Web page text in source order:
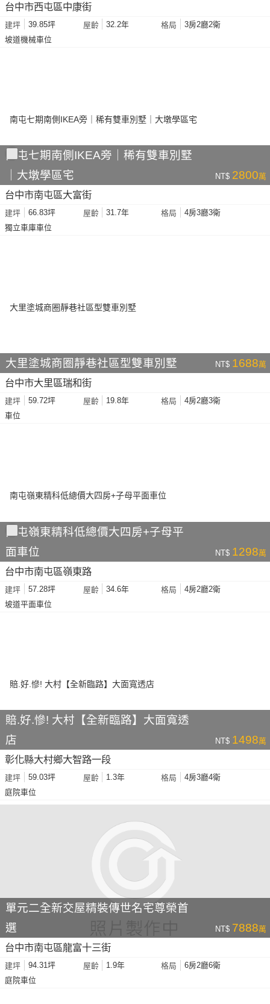
台中市西屯區中康街
建坪 39.85坪 屋齡 32.2年 格局
3房2廳2衛
坡道機械車位
南屯七期南側IKEA旁｜稀有雙車別墅
｜大墩學區宅
NT$ 2800萬
台中市南屯區大富街
建坪 66.83坪 屋齡 31.7年 格局
4房3廳3衛
獨立車庫車位
大里塗城商圈靜巷社區型雙車別墅 NT$ 1688萬
台中市大里區瑞和街
建坪 59.72坪 屋齡 19.8年 格局
4房2廳3衛
車位
南屯嶺東精科低總價大四房+子母平
面車位
NT$ 1298萬
台中市南屯區嶺東路
建坪 57.28坪 屋齡 34.6年 格局
4房2廳2衛
坡道平面車位
賠.好.慘! 大村【全新臨路】大面寬透
店
NT$ 1498萬
彰化縣大村鄉大智路一段
建坪 59.03坪 屋齡 1.3年 格局
4房3廳4衛
庭院車位
單元二全新交屋精裝傳世名宅尊榮首
選
NT$ 7888萬
台中市南屯區龍富十三街
建坪 94.31坪 屋齡 1.9年 格局
6房2廳6衛
庭院車位